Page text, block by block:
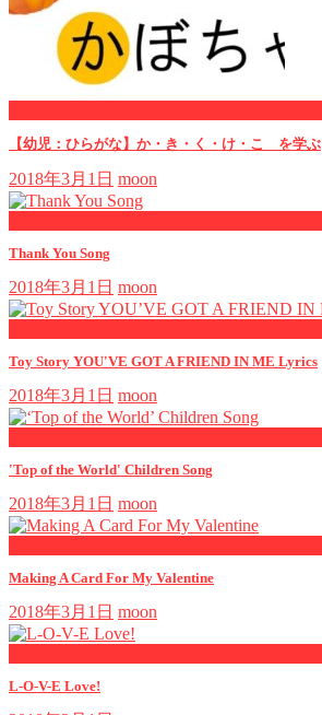
【幼児：ひらがな】か・き・く・け・こ を学ぶ
2018年3月1日 moon
Thank You Song
2018年3月1日 moon
Toy Story YOU'VE GOT A FRIEND IN ME Lyrics
2018年3月1日 moon
'Top of the World' Children Song
2018年3月1日 moon
Making A Card For My Valentine
2018年3月1日 moon
L-O-V-E Love!